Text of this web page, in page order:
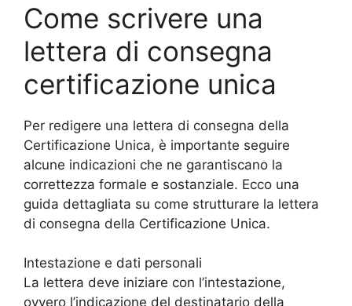
Come scrivere una
lettera di consegna
certificazione unica
Per redigere una lettera di consegna della
Certificazione Unica, è importante seguire
alcune indicazioni che ne garantiscano la
correttezza formale e sostanziale. Ecco una
guida dettagliata su come strutturare la lettera
di consegna della Certificazione Unica.
Intestazione e dati personali
La lettera deve iniziare con l’intestazione,
ovvero l’indicazione del destinatario della